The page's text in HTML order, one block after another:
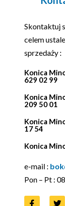
Skontaktuj
celem
sprzedaży :
Konica
629 02 99
Konica
209 50 01
Konica
17 54
Konica
e-mail :
Pon – Pt :